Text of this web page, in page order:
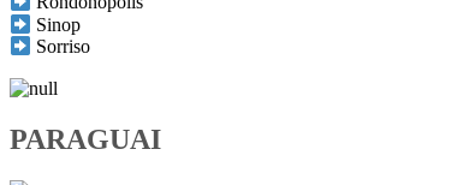
Sinop
Sorriso
PARAGUAI